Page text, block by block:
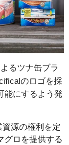
るツナ缶ブラ
のロゴを採
能にするよう発
源の権利を定
グロを提供する